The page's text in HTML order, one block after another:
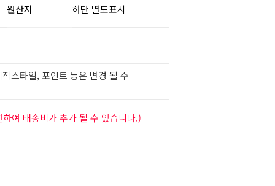
원산지 하단 별도표시
스타일, 포인트 등은 변경 될 수
여 배송비가 추가 될 수 있습니다.)